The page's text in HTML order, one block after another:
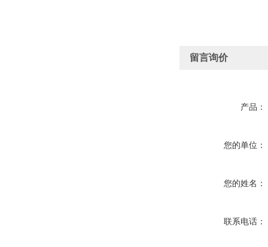
留言询价
产品：
您的单位：
您的姓名：
联系电话：